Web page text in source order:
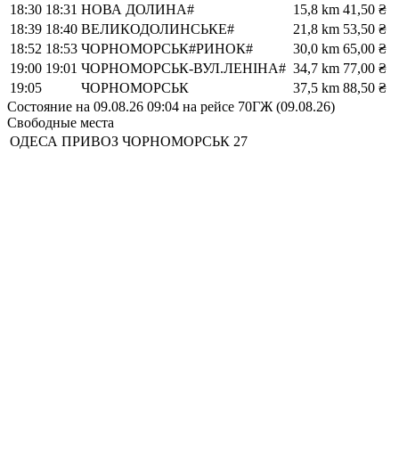
18:30 18:31 НОВА ДОЛИНА# 15,8 km 41,50 ₴
18:39 18:40 ВЕЛИКОДОЛИНСЬКЕ# 21,8 km 53,50 ₴
18:52 18:53 ЧОРНОМОРСЬК#РИНОК# 30,0 km 65,00 ₴
19:00 19:01 ЧОРНОМОРСЬК-ВУЛ.ЛЕНІНА# 34,7 km 77,00 ₴
19:05
ЧОРНОМОРСЬК 37,5 km 88,50 ₴
Состояние на 09.08.26 09:04 на рейсе 70ГЖ (09.08.26)
Свободные места
ОДЕСА ПРИВОЗ ЧОРНОМОРСЬК 27